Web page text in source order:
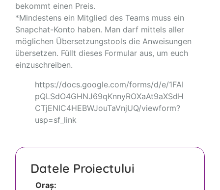
bekommt einen Preis.
*Mindestens ein Mitglied des Teams muss ein
Snapchat-Konto haben. Man darf mittels aller
möglichen Übersetzungstools die Anweisungen
übersetzen. Füllt dieses Formular aus, um euch
einzuschreiben.
https://docs.google.com/forms/d/e/1FAI
pQLSdO4GHNJ69qKnnyROXaAt9aXSdH
CTjENIC4HEBWJouTaVnjUQ/viewform?
usp=sf_link
Datele Proiectului
Oraș: